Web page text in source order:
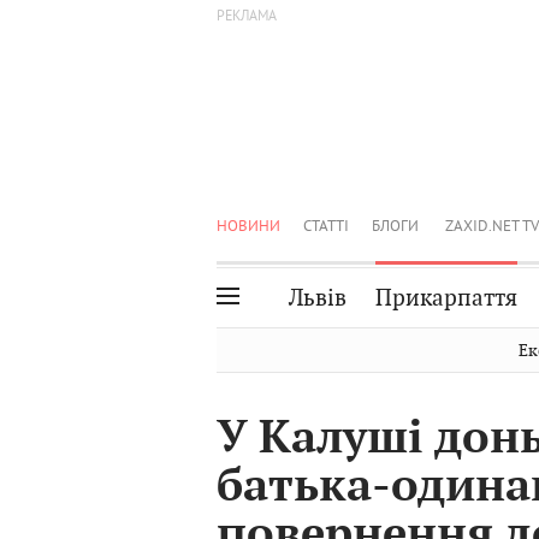
НОВИНИ СТАТТІ БЛОГИ ZAXID.NET TV
Львів Прикарпаття
Волинь
Чернівці
У Калуші
батька-